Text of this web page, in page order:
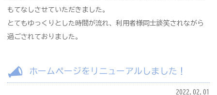
もてなしさせていただきました。
とてもゆっくりとした時間が流れ、利用者様同士談笑されながら
過ごされておりました。
ホームページをリニューアルしました！
2022.02.01